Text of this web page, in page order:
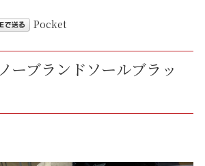
Pocket
ノーブランドソールブラッ